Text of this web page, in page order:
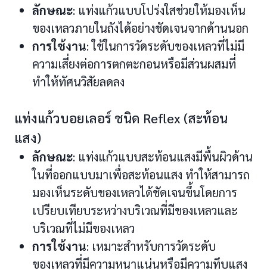
ลักษณะ: แท่งแก้วแบบโปร่งใสช่วยให้มองเห็น
ของเหลวภายในถังได้อย่างชัดเจนจากด้านนอก
การใช้งาน: ใช้ในการวัดระดับของเหลวที่ไม่มี
ความเสี่ยงต่อการตกตะกอนหรือมีส่วนผสมที่
ทำให้ทัศนวิสัยลดลง
แท่งแก้วบอยเลอร์ ชนิด Reflex (สะท้อน
แสง)
ลักษณะ: แท่งแก้วแบบสะท้อนแสงมีพื้นผิวด้าน
ในที่ออกแบบมาเพื่อสะท้อนแสง ทำให้สามารถ
มองเห็นระดับของเหลวได้ชัดเจนขึ้นโดยการ
เปรียบเทียบระหว่างบริเวณที่มีของเหลวและ
บริเวณที่ไม่มีของเหลว
การใช้งาน: เหมาะสำหรับการวัดระดับ
ของเหลวที่มีความหนาแน่นหรือมีความทึบแสง